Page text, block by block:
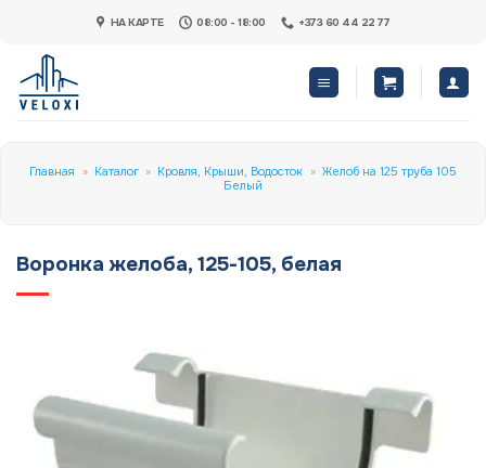
content
НА КАРТЕ 08:00 - 18:00 +373 60 44 22 77
Главная » Каталог » Кровля, Крыши, Водосток » Желоб на 125 труба 105
Белый
Воронка желоба, 125-105, белая